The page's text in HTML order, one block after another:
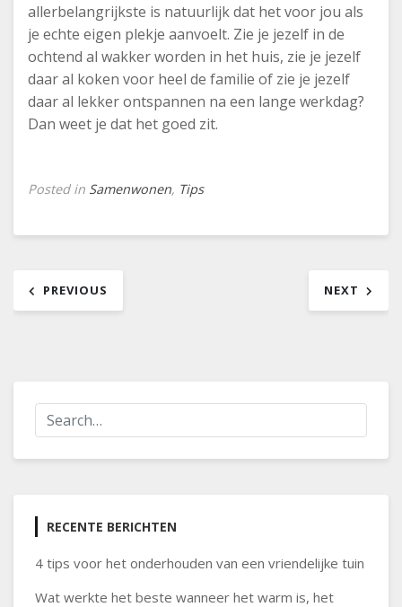
allerbelangrijkste is natuurlijk dat het voor jou als
je echte eigen plekje aanvoelt. Zie je jezelf in de
ochtend al wakker worden in het huis, zie je jezelf
daar al koken voor heel de familie of zie je jezelf
daar al lekker ontspannen na een lange werkdag?
Dan weet je dat het goed zit.
Posted in Samenwonen, Tips
navigatie
PREVIOUS NEXT
RECENTE BERICHTEN
4 tips voor het onderhouden van een vriendelijke tuin
Wat werkte het beste wanneer het warm is, het